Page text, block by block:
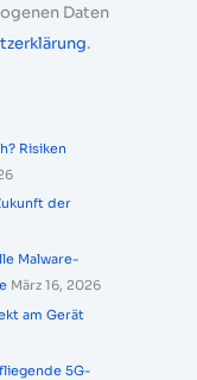
Daten
.
Risiken
der
Malware-
März 16, 2026
am Gerät
5G-